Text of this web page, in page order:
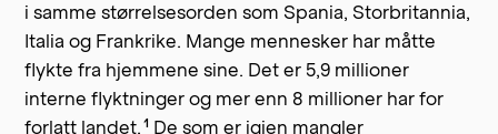
i samme størrelsesorden som Spania, Storbritannia,
Italia og Frankrike. Mange mennesker har måtte
flykte fra hjemmene sine. Det er 5,9 millioner
interne flyktninger og mer enn 8 millioner har for
forlatt landet. 1 De som er igjen mangler